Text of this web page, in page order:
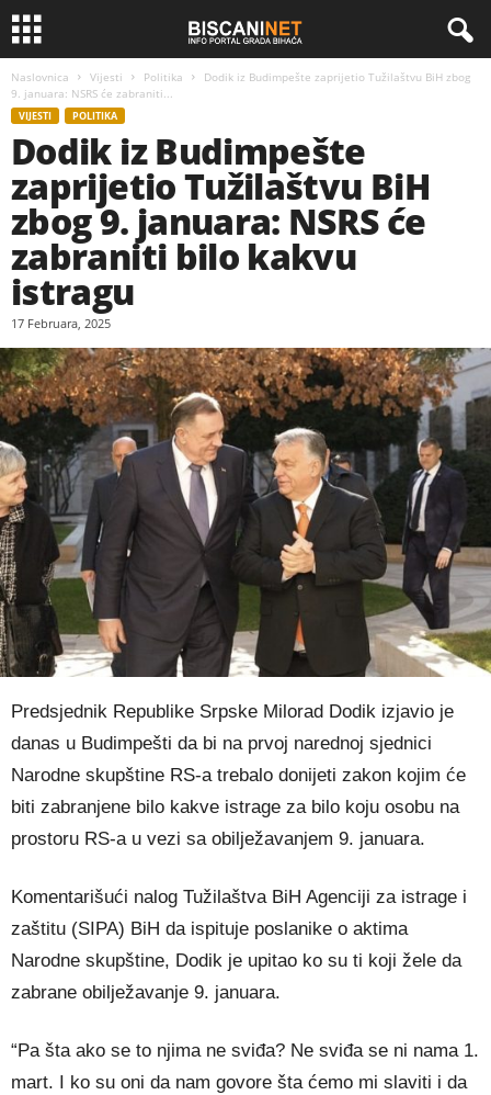
Naslovnica Vijesti Politika
Dodik iz Budimpešte zaprijetio Tužilaštvu BiH zbog
9. januara: NSRS će zabraniti...
VIJESTI POLITIKA
Dodik iz Budimpešte
zaprijetio Tužilaštvu BiH
zbog 9. januara: NSRS će
zabraniti bilo kakvu
istragu
17 Februara, 2025
Predsjednik Republike Srpske Milorad Dodik izjavio je
danas u Budimpešti da bi na prvoj narednoj sjednici
Narodne skupštine RS-a trebalo donijeti zakon kojim će
biti zabranjene bilo kakve istrage za bilo koju osobu na
prostoru RS-a u vezi sa obilježavanjem 9. januara.
Komentarišući nalog Tužilaštva BiH Agenciji za istrage i
zaštitu (SIPA) BiH da ispituje poslanike o aktima
Narodne skupštine, Dodik je upitao ko su ti koji žele da
zabrane obilježavanje 9. januara.
“Pa šta ako se to njima ne sviđa? Ne sviđa se ni nama 1.
mart. I ko su oni da nam govore šta ćemo mi slaviti i da